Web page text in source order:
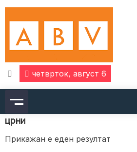
Skip
content
четврток, август 6
црни
Прикажан е еден резултат